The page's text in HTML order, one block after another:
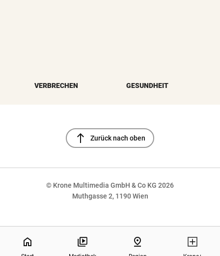
VERBRECHEN GESUNDHEIT
north Zurück nach oben
© Krone Multimedia GmbH & Co KG 2026
Muthgasse 2, 1190 Wien
home pin_drop
NaN%